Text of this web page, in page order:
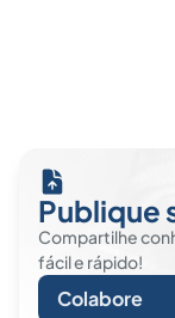
Publique
Compartilhe
fácil e rápido!
Colabore